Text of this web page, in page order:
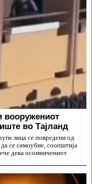
вооружениот
во Тајланд
лица се повредени од
се самоубие, соопштија
дека осомничениот